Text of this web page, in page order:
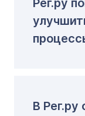
Рег.ру
В